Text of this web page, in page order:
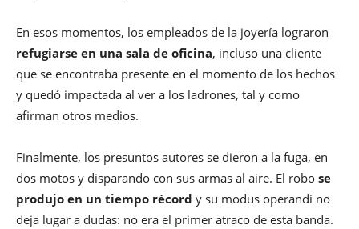
En esos momentos, los empleados de la joyería lograron
refugiarse en una sala de oficina, incluso una cliente
que se encontraba presente en el momento de los hechos
y quedó impactada al ver a los ladrones, tal y como
afirman otros medios.
Finalmente, los presuntos autores se dieron a la fuga, en
dos motos y disparando con sus armas al aire. El robo se
produjo en un tiempo récord y su modus operandi no
deja lugar a dudas: no era el primer atraco de esta banda.